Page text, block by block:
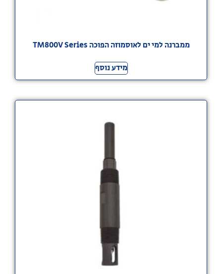
ממברנה למי ים לאוסמוזה הפוכה TM800V Series
מידע נוסף